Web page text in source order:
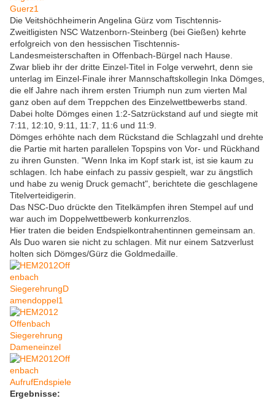
Die Veitshöchheimerin Angelina Gürz vom Tischtennis-
Zweitligisten NSC Watzenborn-Steinberg (bei Gießen) kehrte
erfolgreich von den hessischen Tischtennis-
Landesmeisterschaften in Offenbach-Bürgel nach Hause.
Zwar blieb ihr der dritte Einzel-Titel in Folge verwehrt, denn sie
unterlag im Einzel-Finale ihrer Mannschaftskollegin Inka Dömges,
die elf Jahre nach ihrem ersten Triumph nun zum vierten Mal
ganz oben auf dem Treppchen des Einzelwettbewerbs stand.
Dabei holte Dömges einen 1:2-Satzrückstand auf und siegte mit
7:11, 12:10, 9:11, 11:7, 11:6 und 11:9.
Dömges erhöhte nach dem Rückstand die Schlagzahl und drehte
die Partie mit harten parallelen Topspins von Vor- und Rückhand
zu ihren Gunsten. "Wenn Inka im Kopf stark ist, ist sie kaum zu
schlagen. Ich habe einfach zu passiv gespielt, war zu ängstlich
und habe zu wenig Druck gemacht", berichtete die geschlagene
Titelverteidigerin.
Das NSC-Duo drückte den Titelkämpfen ihren Stempel auf und
war auch im Doppelwettbewerb konkurrenzlos.
Hier traten die beiden Endspielkontrahentinnen gemeinsam an.
Als Duo waren sie nicht zu schlagen. Mit nur einem Satzverlust
holten sich Dömges/Gürz die Goldmedaille.
Ergebnisse: